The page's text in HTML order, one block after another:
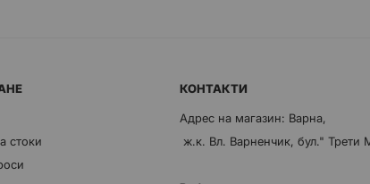
стоки
КОНТАКТИ
Адрес на магазин: Варна,
ж.к. Вл. Варненчик, бул." Трети